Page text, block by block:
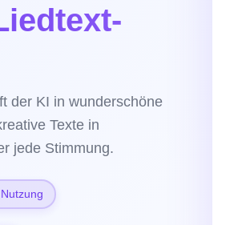
der KI in wunderschöne
Texte in
jede Stimmung.